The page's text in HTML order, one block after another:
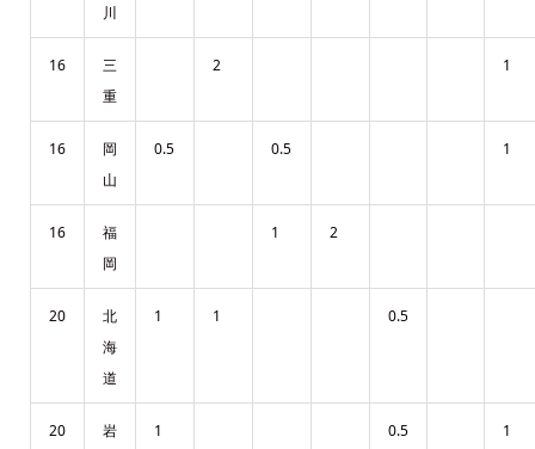
川
16
三
重
2 1
16
岡
山
0.5 0.5 1
16
福
岡
1 2
20
北
海
道
1 1 0.5
20
岩
1 0.5 1